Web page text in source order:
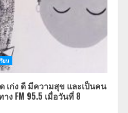
ยน
เก่ง ดี มีความสุข และเป็นคน
FM 95.5 เมื่อวันที่ 8